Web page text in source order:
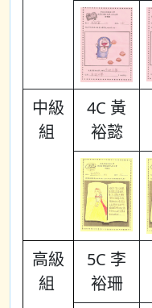
中級
組
4C 黃
裕懿
高級
組
5C 李
裕珊